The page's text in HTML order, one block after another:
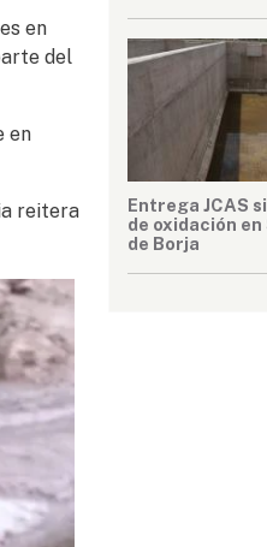
en
del
en
reitera
Entrega JCAS
de oxidación
de Borja